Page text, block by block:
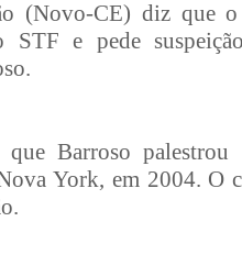
(Novo-CE) diz que
STF e pede
que Barroso
York, em 2004. O